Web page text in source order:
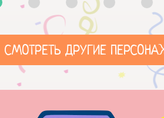
СМОТРЕТЬ ДРУГИЕ